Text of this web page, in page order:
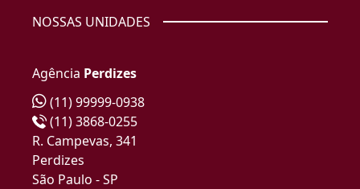
NOSSAS UNIDADES
Agência Perdizes
(11) 99999-0938
(11) 3868-0255
R. Campevas, 341
Perdizes
São Paulo - SP